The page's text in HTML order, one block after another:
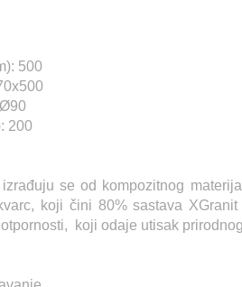
500
200
se od kompozitnog
koji čini 80% sastava
koji odaje utisak